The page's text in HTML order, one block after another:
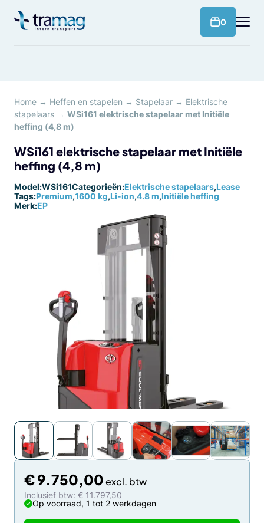
naar
0
Home → Heffen en stapelen → Stapelaar → Elektrische
stapelaars → WSi161 elektrische stapelaar met Initiële
heffing (4,8 m)
WSi161 elektrische stapelaar met Initiële
heffing (4,8 m)
Model:WSi161Categorieën:Elektrische stapelaars,Lease
Tags:Premium,1600 kg,Li-ion,4.8 m,Initiële heffing
Merk:EP
€9.750,00
Inclusief btw: € 11.797,50
Op voorraad, 1 tot 2 werkdagen